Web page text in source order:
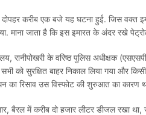
दोपहर करीब एक बजे यह घटना हुई. जिस वक्‍त
माना जाता है कि इस इमारत के अंदर रखे
रानीपोखरी के वरिष्ठ पुलिस अधीक्षक
को सुरक्षित बाहर निकाल लिया गया और
का रिसाव उस विस्फोट की शुरुआत का कारण
बैरल में करीब दो हजार लीटर डीजल रखा था,